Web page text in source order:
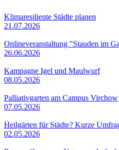
Klimaresiliente Städte planen
21.07.2026
Onlineveranstaltung "Stauden im
26.06.2026
Kampagne Igel und Maulwurf
08.05.2026
Palliativgarten am Campus Virchow
07.05.2026
Heilgärten für Städte? Kurze
02.05.2026